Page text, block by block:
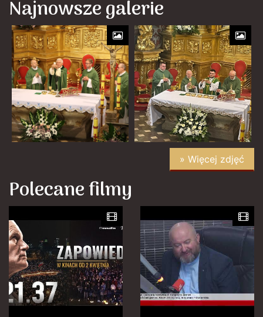
Najnowsze galerie
» Więcej zdjęć
Polecane filmy